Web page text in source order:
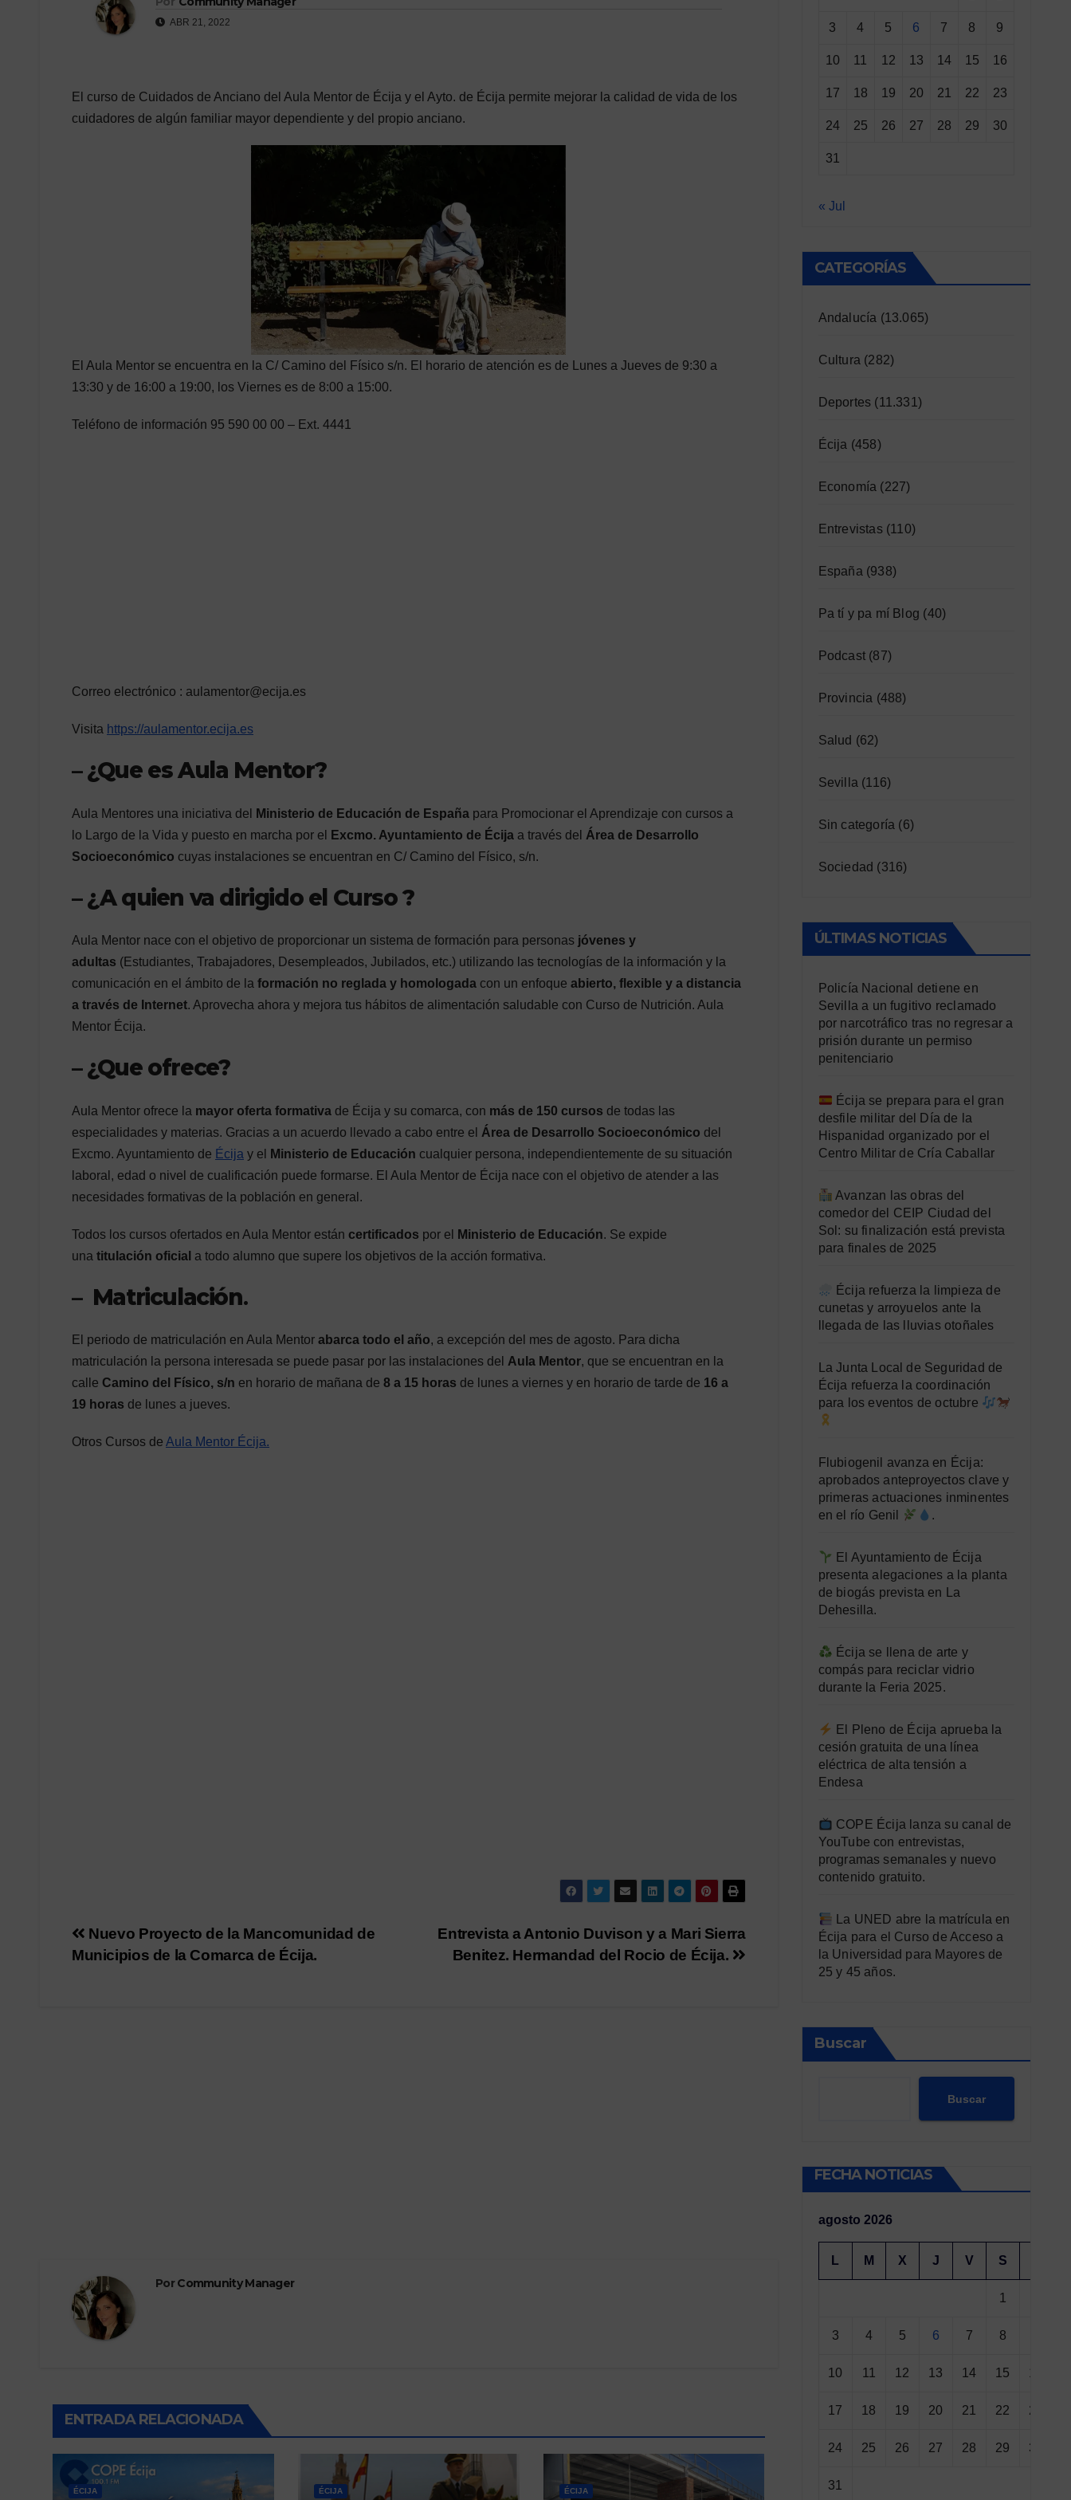
ABR 21, 2022
El curso de Cuidados de Anciano del Aula Mentor de Écija y el Ayto. de Écija permite mejorar la calidad de vida de los
cuidadores de algún familiar mayor dependiente y del propio anciano.
El Aula Mentor se encuentra en la C/ Camino del Físico s/n. El horario de atención es de Lunes a Jueves de 9:30 a
13:30 y de 16:00 a 19:00, los Viernes es de 8:00 a 15:00.
Teléfono de información 95 590 00 00 – Ext. 4441
Correo electrónico : aulamentor@ecija.es
Visita https://aulamentor.ecija.es
–¿Que es Aula Mentor?
Aula Mentores una iniciativa del Ministerio de Educación de España para Promocionar el Aprendizaje con cursos a
lo Largo de la Vida y puesto en marcha por el
Excmo. Ayuntamiento de Écija a través del Área de Desarrollo
Socioeconómico cuyas instalaciones se encuentran en C/ Camino del Físico, s/n.
–¿A quien va dirigido el Curso ?
Aula Mentor nace con el objetivo de proporcionar un sistema de formación para personas jóvenes y
adultas (Estudiantes, Trabajadores, Desempleados, Jubilados, etc.) utilizando las tecnologías de la información y la
comunicación en el ámbito de la formación no reglada y homologada con un enfoque abierto, flexible y a distancia
a través de Internet. Aprovecha ahora y mejora tus hábitos de alimentación saludable con Curso de Nutrición. Aula
Mentor Écija.
–¿Que ofrece?
Aula Mentor ofrece la mayor oferta formativa de Écija y su comarca, con más de 150 cursos de todas las
especialidades y materias. Gracias a un acuerdo llevado a cabo entre el Área de Desarrollo Socioeconómico del
Excmo. Ayuntamiento de Écija y el Ministerio de Educación cualquier persona, independientemente de su situación
laboral, edad o nivel de cualificación puede formarse. El Aula Mentor de Écija nace con el objetivo de atender a las
necesidades formativas de la población en general.
Todos los cursos ofertados en Aula Mentor están certificados por el Ministerio de Educación. Se expide
una titulación oficial a todo alumno que supere los objetivos de la acción formativa.
– Matriculación.
El periodo de matriculación en Aula Mentor abarca todo el año, a excepción del mes de agosto. Para dicha
matriculación la persona interesada se puede pasar por las instalaciones del Aula Mentor, que se encuentran en la
calle Camino del Físico, s/n en horario de mañana de 8 a 15 horas de lunes a viernes y en horario de tarde de 16 a
19 horas de lunes a jueves.
Otros Cursos de Aula Mentor Écija.
Navegación
Entrevista a Antonio Duvison y a Mari Sierra
Benitez. Hermandad del Rocio de Écija.
Nuevo Proyecto de la Mancomunidad de
Municipios de la Comarca de Écija.
PorCommunity Manager
ENTRADA RELACIONADA
ÉCIJA ÉCIJA ÉCIJA
3 4 5 6 7 8 9
10 11 12 13 14 15 16
17 18 19 20 21 22 23
24 25 26 27 28 29 30
31
« Jul
CATEGORÍAS
Andalucía (13.065)
Cultura (282)
Deportes (11.331)
Écija (458)
Economía (227)
Entrevistas(110)
España (938)
Pa tí y pa mí Blog (40)
Podcast(87)
Provincia (488)
Salud (62)
Sevilla (116)
Sin categoría (6)
Sociedad (316)
ÚLTIMAS NOTICIAS
Policía Nacional detiene en
Sevilla a un fugitivo reclamado
por narcotráfico tras no regresar a
prisión durante un permiso
penitenciario
Écija se prepara para el gran
desfile militar del Día de la
Hispanidad organizado por el
Centro Militar de Cría Caballar
Avanzan las obras del
comedor del CEIP Ciudad del
Sol: su finalización está prevista
para finales de 2025
Écija refuerza la limpieza de
cunetas y arroyuelos ante la
llegada de las lluvias otoñales
La Junta Local de Seguridad de
Écija refuerza la coordinación
para los eventos de octubre
Flubiogenil avanza en Écija:
aprobados anteproyectos clave y
primeras actuaciones inminentes
en el río Genil
.
El Ayuntamiento de Écija
presenta alegaciones a la planta
de biogás prevista en La
Dehesilla.
Écija se llena de arte y
compás para reciclar vidrio
durante la Feria 2025.
El Pleno de Écija aprueba la
cesión gratuita de una línea
eléctrica de alta tensión a
Endesa
COPE Écija lanza su canal de
YouTube con entrevistas,
programas semanales y nuevo
contenido gratuito.
La UNED abre la matrícula en
Écija para el Curso de Acceso a
la Universidad para Mayores de
25 y 45 años.
Buscar
Buscar
FECHA NOTICIAS
agosto 2026
L M X J V S
1
3 4 5 6 7 8
10 11 12 13 14 15 16
17 18 19 20 21 22 23
24 25 26 27 28 29 30
31